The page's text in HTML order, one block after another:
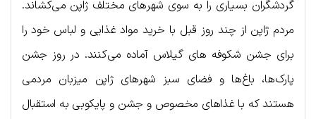
گردشگران بسیاری را به سوی شهرهای مختلف ژاپن می‌کشاند.
مردم ژاپن از چند روز قبل با خرید مواد غذایی و لباس خود را
برای جشن شکوفه‌ های گیلاس آماده می‌کنند. در روز جشن
پارک‎‌ها، باغ‌ها و فضای سبز شهرهای ژاپن میزبان مردمی
هستند که با غذاهای مخصوص و جشن و پایکوبی به استقبال